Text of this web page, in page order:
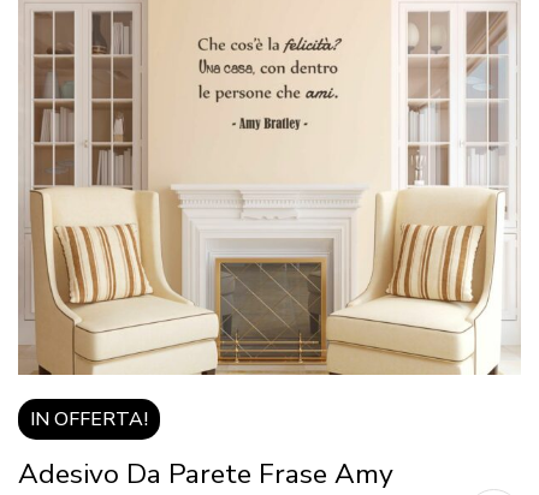
IN OFFERTA!
Adesivo Da Parete Frase Amy